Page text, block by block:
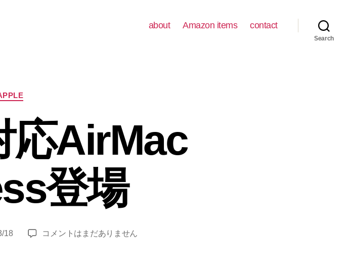
about Amazon items contact
Search
カ
テ
リ
ー 応AirMac
登場
18
802.11n
コメントはまだありません